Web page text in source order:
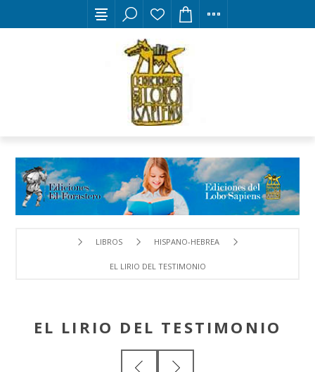
LIBROS HISPANO-HEBREA
EL LIRIO DEL TESTIMONIO
EL LIRIO DEL TESTIMONIO